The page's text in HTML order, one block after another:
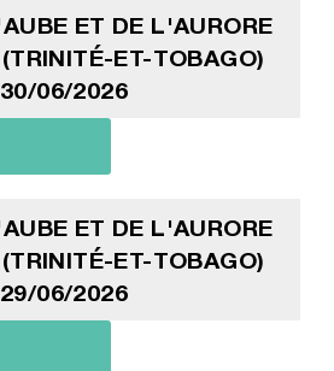
ET DE L'AURORE
ET-TOBAGO)
30/06/2026
ET DE L'AURORE
ET-TOBAGO)
29/06/2026